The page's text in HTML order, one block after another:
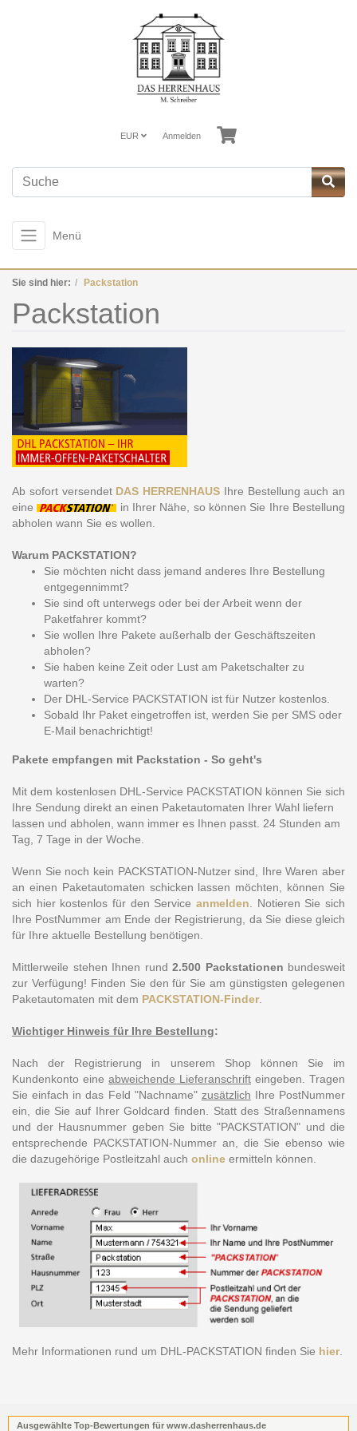
EUR Anmelden
Menü
Sie sind hier: Packstation
Packstation
Ab sofort versendet DAS HERRENHAUS Ihre Bestellung auch an
eine
in Ihrer Nähe, so können Sie Ihre Bestellung
abholen wann Sie es wollen.
Warum PACKSTATION?
Sie möchten nicht dass jemand anderes Ihre Bestellung
entgegennimmt?
Sie sind oft unterwegs oder bei der Arbeit wenn der
Paketfahrer kommt?
Sie wollen Ihre Pakete außerhalb der Geschäftszeiten
abholen?
Sie haben keine Zeit oder Lust am Paketschalter zu
warten?
Der DHL-Service PACKSTATION ist für Nutzer kostenlos.
Sobald Ihr Paket eingetroffen ist, werden Sie per SMS oder
E-Mail benachrichtigt!
Pakete empfangen mit Packstation - So geht's
Mit dem kostenlosen DHL-Service PACKSTATION können Sie sich
Ihre Sendung direkt an einen Paketautomaten Ihrer Wahl liefern
lassen und abholen, wann immer es Ihnen passt. 24 Stunden am
Tag, 7 Tage in der Woche
Wenn Sie noch kein PACKSTATION-Nutzer sind, Ihre Waren aber
an einen Paketautomaten schicken lassen möchten, können Sie
sich hier kostenlos für den Serviceanmelden . Notieren Sie sich
Ihre PostNummer am Ende der Registrierung, da Sie diese gleich
für Ihre aktuelle Bestellung benötigen.
Mittlerweile stehen Ihnen rund 2.500 Packstationen bundesweit
zur Verfügung! Finden Sie den für Sie am günstigsten gelegenen
Paketautomaten mit dem PACKSTATION-Finder.
Wichtiger Hinweis für Ihre Bestellung:
Nach der Registrierung in unserem Shop können Sie im
Kundenkonto eine abweichende Lieferanschrift eingeben. Tragen
Sie einfach in das Feld "Nachname" zusätzlich Ihre PostNummer
ein, die Sie auf Ihrer Goldcard finden. Statt des Straßennamens
und der Hausnummer geben Sie bitte "PACKSTATION" und die
entsprechende PACKSTATION-Nummer an, die Sie ebenso wie
die dazugehörige Postleitzahl auch online ermitteln können.
Mehr Informationen rund um DHL-PACKSTATION finden Sie hier.
Ausgewählte Top-Bewertungen für www.dasherrenhaus.de